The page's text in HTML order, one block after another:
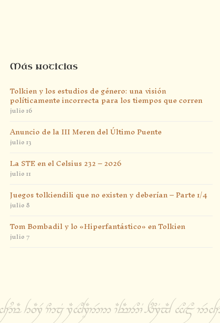
Más noticias
Tolkien y los estudios de género: una visión
políticamente incorrecta para los tiempos que corren
julio 16
Anuncio de la III Meren del Último Puente
julio 13
La STE en el Celsius 232 – 2026
julio 11
Juegos tolkiendili que no existen y deberían – Parte 1/4
julio 8
Tom Bombadil y lo «Hiperfantástico» en Tolkien
julio 7